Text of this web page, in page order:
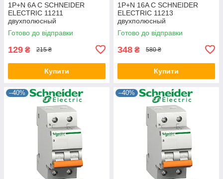
1P+N 6A C SCHNEIDER
ELECTRIC 11211
двухполюсный
автоматический выключатель
модульный автомат Шнайдер
Готово до відправки
129 ₴ 215 ₴
Купити
1P+N 16A C SCHNEIDER
ELECTRIC 11213
двухполюсный
автоматический выключатель
модульный автомат Шнайдер
Готово до відправки
348 ₴ 580 ₴
Купити
–40% –40%